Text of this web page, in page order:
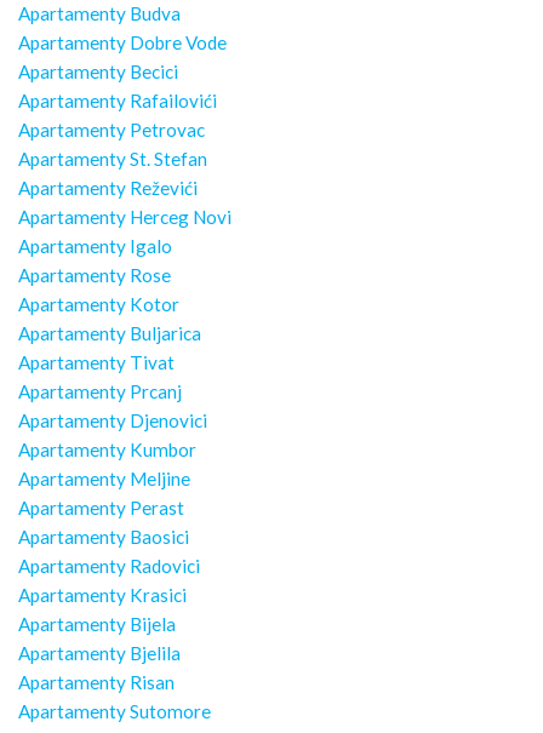
Apartamenty Budva
Apartamenty Dobre Vode
Apartamenty Becici
Apartamenty Rafailovići
Apartamenty Petrovac
Apartamenty St. Stefan
Apartamenty Reževići
Apartamenty Herceg Novi
Apartamenty Igalo
Apartamenty Rose
Apartamenty Kotor
Apartamenty Buljarica
Apartamenty Tivat
Apartamenty Prcanj
Apartamenty Djenovici
Apartamenty Kumbor
Apartamenty Meljine
Apartamenty Perast
Apartamenty Baosici
Apartamenty Radovici
Apartamenty Krasici
Apartamenty Bijela
Apartamenty Bjelila
Apartamenty Risan
Apartamenty Sutomore